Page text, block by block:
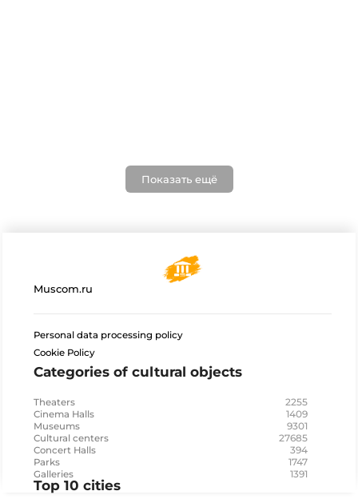
Показать ещё
Muscom.ru
Personal data processing policy
Cookie Policy
Categories of cultural objects
Theaters 2255
Cinema Halls 1409
Museums 9301
Cultural centers 27685
Concert Halls 394
Parks 1747
Galleries 1391
Top 10 cities